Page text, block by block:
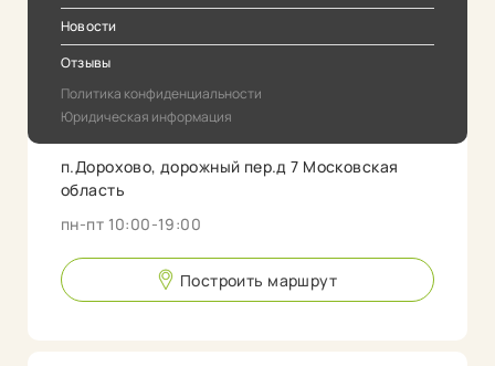
Новости
Отзывы
Политика конфиденциальности
Юридическая информация
п.Дорохово, дорожный пер.д 7 Московская
область
пн-пт 10:00-19:00
Построить маршрут